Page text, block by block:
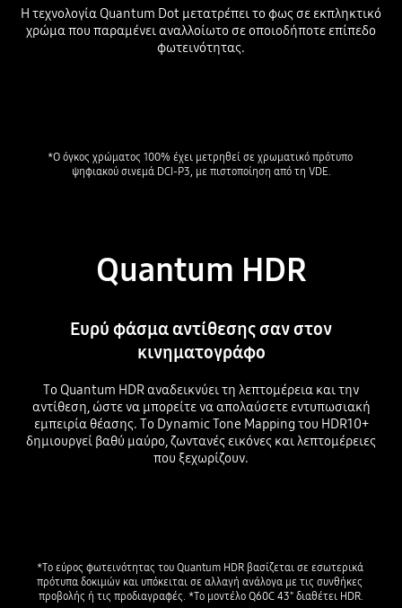
Η τεχνολογία Quantum Dot μετατρέπει το φως σε εκπληκτικό
χρώμα που παραμένει αναλλοίωτο σε οποιοδήποτε επίπεδο
φωτεινότητας.
*Ο όγκος χρώματος 100% έχει μετρηθεί σε χρωματικό πρότυπο
ψηφιακού σινεμά DCI-P3, με πιστοποίηση από τη VDE.
Quantum HDR
Ευρύ φάσμα αντίθεσης σαν στον
κινηματογράφο
Το Quantum HDR αναδεικνύει τη λεπτομέρεια και την
αντίθεση, ώστε να μπορείτε να απολαύσετε εντυπωσιακή
εμπειρία θέασης. Το Dynamic Tone Mapping του HDR10+
δημιουργεί βαθύ μαύρο, ζωντανές εικόνες και λεπτομέρειες
που ξεχωρίζουν.
*Το εύρος φωτεινότητας του Quantum HDR βασίζεται σε εσωτερικά
πρότυπα δοκιμών και υπόκειται σε αλλαγή ανάλογα με τις συνθήκες
προβολής ή τις προδιαγραφές. *Το μοντέλο Q60C 43" διαθέτει HDR.